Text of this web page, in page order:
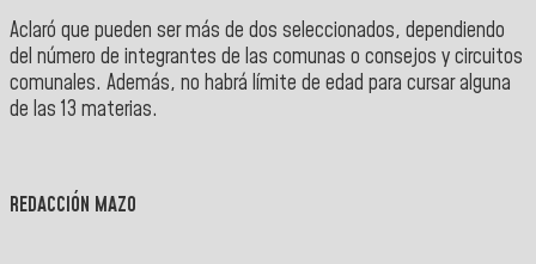
Aclaró que pueden ser más de dos seleccionados, dependiendo
del número de integrantes de las comunas o consejos y circuitos
comunales. Además, no habrá límite de edad para cursar alguna
de las 13 materias.
REDACCIÓN MAZO